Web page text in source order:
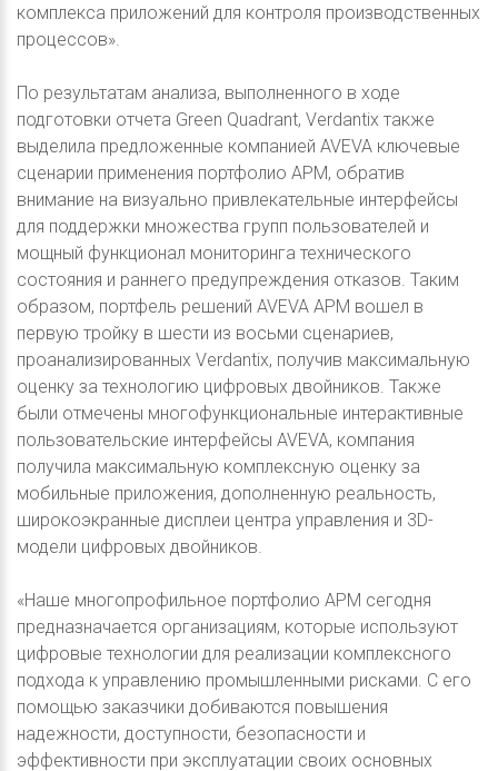
комплекса приложений для контроля производственных
процессов».
По результатам анализа, выполненного в ходе
подготовки отчета Green Quadrant, Verdantix также
выделила предложенные компанией AVEVA ключевые
сценарии применения портфолио APM, обратив
внимание на визуально привлекательные интерфейсы
для поддержки множества групп пользователей и
мощный функционал мониторинга технического
состояния и раннего предупреждения отказов. Таким
образом, портфель решений AVEVA APM вошел в
первую тройку в шести из восьми сценариев,
проанализированных Verdantix, получив максимальную
оценку за технологию цифровых двойников. Также
были отмечены многофункциональные интерактивные
пользовательские интерфейсы AVEVA, компания
получила максимальную комплексную оценку за
мобильные приложения, дополненную реальность,
широкоэкранные дисплеи центра управления и 3D-
модели цифровых двойников.
«Наше многопрофильное портфолио APM сегодня
предназначается организациям, которые используют
цифровые технологии для реализации комплексного
подхода к управлению промышленными рисками. С его
помощью заказчики добиваются повышения
надежности, доступности, безопасности и
эффективности при эксплуатации своих основных